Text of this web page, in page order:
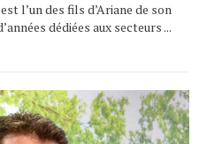
l’un des fils d’Ariane de son
dédiées aux secteurs ...